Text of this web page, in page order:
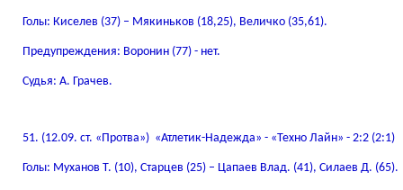
Голы: Киселев (37) – Мякиньков (18,25), Величко (35,61).
Предупреждения: Воронин (77) - нет.
Судья: А. Грачев.
51. (12.09. ст. «Протва») «Атлетик-Надежда» - «Техно Лайн» - 2:2 (2:1)
Голы: Муханов Т. (10), Старцев (25) – Цапаев Влад. (41), Силаев Д. (65).